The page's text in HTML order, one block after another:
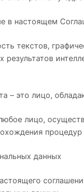
в настоящем
текстов,
результатов
– это лицо,
лицо,
данных